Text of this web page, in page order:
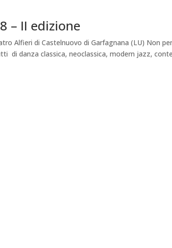
– II edizione
Alfieri di Castelnuovo di Garfagnana (LU) Non
di danza classica, neoclassica, modern jazz,